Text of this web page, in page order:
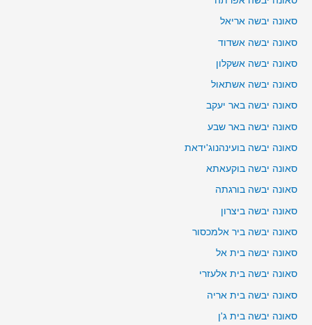
סאונה יבשה אריאל
סאונה יבשה אשדוד
סאונה יבשה אשקלון
סאונה יבשה אשתאול
סאונה יבשה באר יעקב
סאונה יבשה באר שבע
סאונה יבשה בועינהנוג'ידאת
סאונה יבשה בוקעאתא
סאונה יבשה בורגתה
סאונה יבשה ביצרון
סאונה יבשה ביר אלמכסור
סאונה יבשה בית אל
סאונה יבשה בית אלעזרי
סאונה יבשה בית אריה
סאונה יבשה בית ג'ן